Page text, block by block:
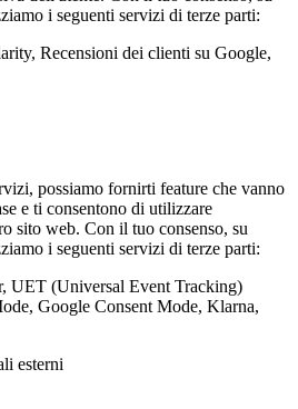
i seguenti servizi di terze parti:
Recensioni dei clienti su Google,
possiamo fornirti feature che vanno
e ti consentono di utilizzare
sito web. Con il tuo consenso, su
i seguenti servizi di terze parti:
UET (Universal Event Tracking)
Google Consent Mode, Klarna,
esterni